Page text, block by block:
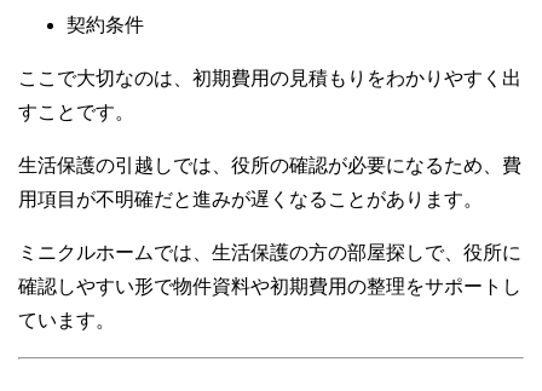
契約条件
ここで大切なのは、初期費用の見積もりをわかりやすく出
すことです。
生活保護の引越しでは、役所の確認が必要になるため、費
用項目が不明確だと進みが遅くなることがあります。
ミニクルホームでは、生活保護の方の部屋探しで、役所に
確認しやすい形で物件資料や初期費用の整理をサポートし
ています。